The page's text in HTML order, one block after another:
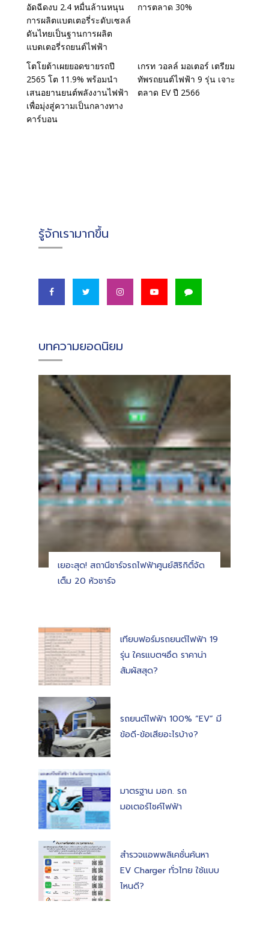
อัดฉีดงบ 2.4 หมื่นล้านหนุน
การผลิตแบตเตอรี่ระดับเซลล์
ดันไทยเป็นฐานการผลิต
แบตเตอรี่รถยนต์ไฟฟ้า
การตลาด 30%
โตโยต้าเผยยอดขายรถปี
2565 โต 11.9% พร้อมนำ
เสนอยานยนต์พลังงานไฟฟ้า
เพื่อมุ่งสู่ความเป็นกลางทาง
คาร์บอน
เกรท วอลล์ มอเตอร์ เตรียม
ทัพรถยนต์ไฟฟ้า 9 รุ่น เจาะ
ตลาด EV ปี 2566
รู้จักเรามากขึ้น
บทความยอดนิยม
เยอะสุด! สถานีชาร์จรถไฟฟ้าศูนย์สิริกิติ์จัด
เต็ม 20 หัวชาร์จ
เทียบฟอร์มรถยนต์ไฟฟ้า 19
รุ่น ใครแบตฯอึด ราคาน่า
สัมผัสสุด?
รถยนต์ไฟฟ้า 100% “EV” มี
ข้อดี-ข้อเสียอะไรบ้าง?
มาตรฐาน มอก. รถ
มอเตอร์ไซค์ไฟฟ้า
สำรวจแอพพลิเคชั่นค้นหา
EV Charger ทั่วไทย ใช้แบบ
ไหนดี?